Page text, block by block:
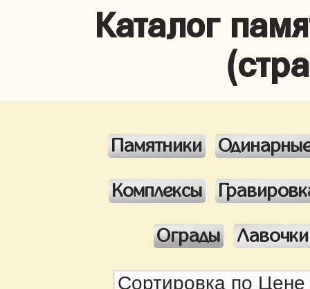
Каталог
Памятники
Комплексы
Ограды